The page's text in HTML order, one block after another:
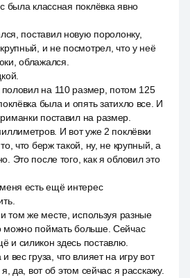
была классная поклёвка явно
поставил новую поролонку,
и не посмотрел, что у неё
облажался.
половил на 110 размер, потом 125
была и опять затихло все. И
поставил на размер.
И вот уже 2 поклёвки
что берж такой, ну, не крупный, а
Это после того, как я обловил это
есть ещё интерес
том же месте, используя разные
можно поймать больше. Сейчас
и силикон здесь поставлю.
вес груза, что влияет на игру вот
да, вот об этом сейчас я расскажу.